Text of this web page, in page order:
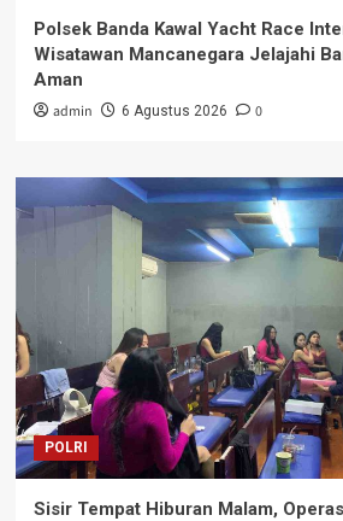
Polsek Banda Kawal Yacht Race
Wisatawan Mancanegara Jelajahi
Aman
admin 6 Agustus 2026 0
POLRI
Sisir Tempat Hiburan Malam,